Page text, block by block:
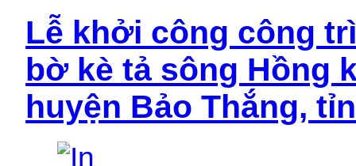
Lễ khởi công công
bờ kè tả sông Hồng
huyện Bảo Thắng,